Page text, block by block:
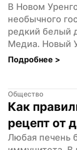
В Новом
необычного
редкий белый
Медиа. Новый
Подробнее >
Общество
Как
рецепт от
Любая печень